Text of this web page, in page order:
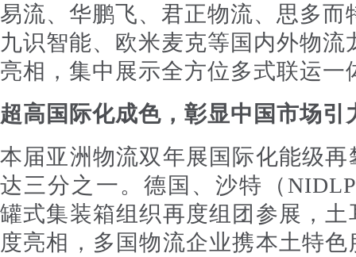
易流、华鹏飞、君正物流、思多
九识智能、欧米麦克等国内外物
亮相，集中展示全方位多式联运一
超高国际化成色，彰显中国市场引
本届亚洲物流双年展国际化能级
达三分之一。德国、沙特（
罐式集装箱组织再度组团参展，
度亮相，多国物流企业携本土特